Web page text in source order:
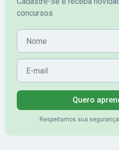
concursos
Nome
E-mail
Quero
Respeitamos sua